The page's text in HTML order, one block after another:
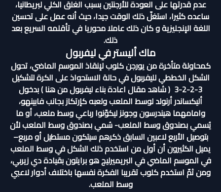
عدم قدرتها على العودة للأرجنتين بسبب الغلق الكلي لبريطانيا،
ساعده كثيرا، استغلّ ذلك الوقت جيدا، حيث أنه عمل على تحسين
اللغة الإنجليزية و كان ذلك عاملا محوريا في تأقلمه السريع بعد
ذلك.
ماك أليستر في ليفربول
كمحاولة متأخرة من يورجن كلوب لإنقاذ الموسم الماضي، تحول
الشكل الخططي لليفربول في حالة الاستحواذ على الكرة لتشكيل
3-2-2-3 (
شاهد مقال اعادة بناء ليفربول من هنا) بدخول
أليكساندر أرنولد لوسط الملعب ولعبه كإرتكاز بجانب فابينهو،
وامامهما هيندرسون وجونز ليكوّنوا رباعي وسط ملعب، أو ما
يُسمي بصندوق وسط الملعب- سُمي بصندوق وسط الملعب لأن
بتوصيل الأربع لاعبين السابق ذكرهم سيتكون مستطيل أو مربع–
يميل الكثيرون أن أول من استخدم ذلك الشكل في وسط الملعب
في الموسم الماضي في البريميرليج هو برايتون بقيادة دي زيربي،
ومن ثمّ استخدم كلوب تقريبا الفكرة نفسها باختلاف أدوار لاعبي
وسط الملعب.